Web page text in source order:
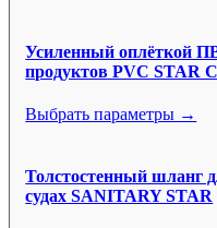
Усиленный оплёткой
продуктов PVC STAR
Выбрать параметры →
Толстостенный шланг
судах SANITARY STAR